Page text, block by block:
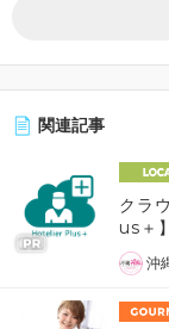
関連記事
クラ
us＋
沖